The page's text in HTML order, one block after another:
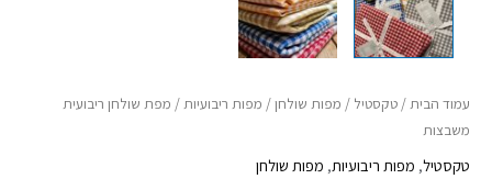
עמוד הבית/ טקסטיל / מפות שולחן/ מפות ריבועיות/ מפת שולחן ריבועית
משבצות
טקסטיל, מפות ריבועיות, מפות שולחן